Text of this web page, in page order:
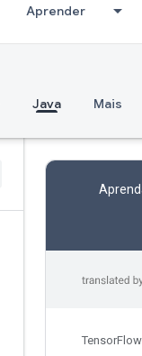
Aprender
Java Mais
TensorFlow